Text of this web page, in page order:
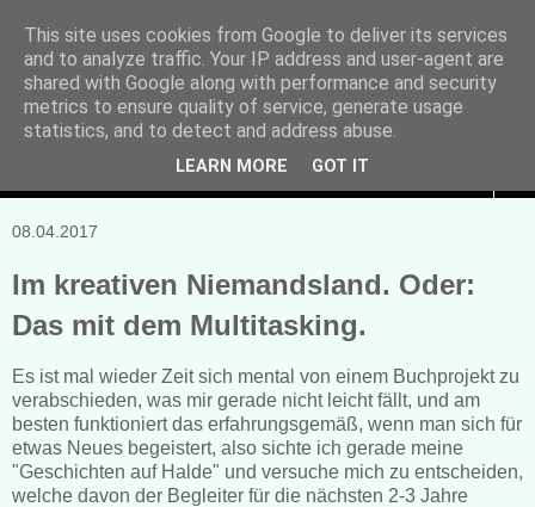
Manuela Sonntag
Bücher, Blogs & mehr
08.04.2017
Im kreativen Niemandsland. Oder:
Das mit dem Multitasking.
Es ist mal wieder Zeit sich mental von einem Buchprojekt zu
verabschieden, was mir gerade nicht leicht fällt, und am
besten funktioniert das erfahrungsgemäß, wenn man sich für
etwas Neues begeistert, also sichte ich gerade meine
"Geschichten auf Halde" und versuche mich zu entscheiden,
welche davon der Begleiter für die nächsten 2-3 Jahre
This site uses cookies from Google to deliver its services
and to analyze traffic. Your IP address and user-agent are
shared with Google along with performance and security
metrics to ensure quality of service, generate usage
statistics, and to detect and address abuse.
LEARN MORE GOT IT